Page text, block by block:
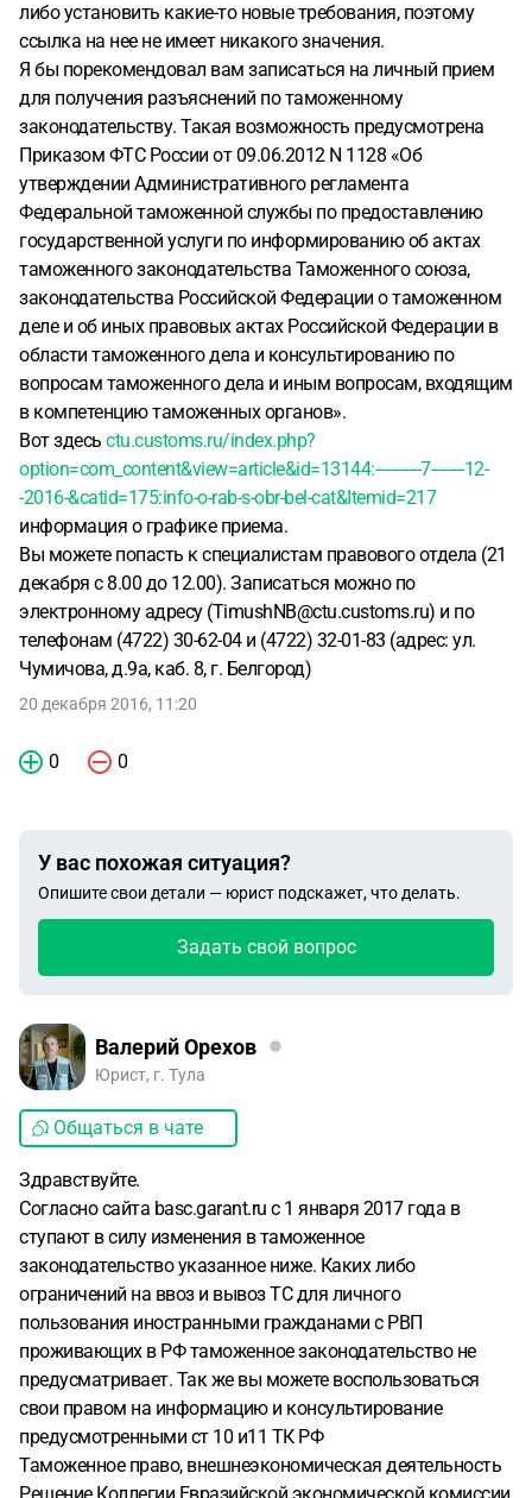
либо установить какие-то новые требования, поэтому
ссылка на нее не имеет никакого значения.
Я бы порекомендовал вам записаться на личный прием
для получения разъяснений по таможенному
законодательству. Такая возможность предусмотрена
Приказом ФТС России от 09.06.2012 N 1128 «Об
утверждении Административного регламента
Федеральной таможенной службы по предоставлению
государственной услуги по информированию об актах
таможенного законодательства Таможенного союза,
законодательства Российской Федерации о таможенном
деле и об иных правовых актах Российской Федерации в
области таможенного дела и консультированию по
вопросам таможенного дела и иным вопросам, входящим
в компетенцию таможенных органов».
Вот здесь ctu.customs.ru/index.php?
option=com_content&view=article&id=13144:-----------7--------12-
-2016-&catid=175:info-o-rab-s-obr-bel-cat&Itemid=217
информация о графике приема.
Вы можете попасть к специалистам правового отдела (21
декабря с 8.00 до 12.00). Записаться можно по
электронному адресу (TimushNB@ctu.customs.ru) и по
телефонам (4722) 30-62-04 и (4722) 32-01-83 (адрес: ул.
Чумичова, д.9а, каб. 8, г. Белгород)
20 декабря 2016, 11:20
0 0
У вас похожая ситуация?
Опишите свои детали — юрист подскажет, что делать.
Задать свой вопрос
Валерий Орехов
Юрист, г. Тула
Общаться в чате
Здравствуйте.
Согласно сайта basc.garant.ru c 1 января 2017 года в
ступают в силу изменения в таможенное
законодательство указанное ниже. Каких либо
ограничений на ввоз и вывоз ТС для личного
пользования иностранными гражданами с РВП
проживающих в РФ таможенное законодательство не
предусматривает. Так же вы можете воспользоваться
свои правом на информацию и консультирование
предусмотренными ст 10 и11 ТК РФ
Таможенное право, внешнеэкономическая деятельность